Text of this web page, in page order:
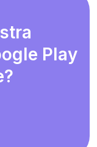
Play